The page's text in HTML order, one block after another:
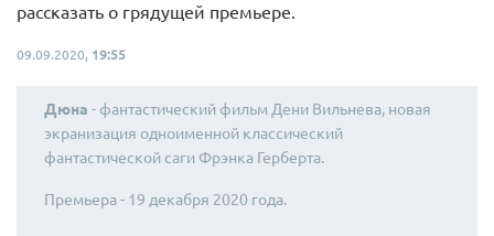
рассказать о грядущей премьере.
09.09.2020, 19:55
Дюна - фантастический фильм Дени Вильнева, новая
экранизация одноименной классический
фантастической саги Фрэнка Герберта.
Премьера - 19 декабря 2020 года.